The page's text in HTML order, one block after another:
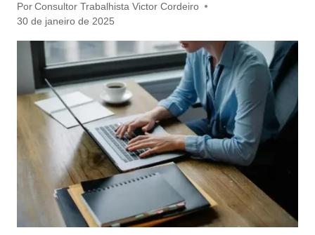
Por Consultor Trabalhista Victor Cordeiro
30 de janeiro de 2025